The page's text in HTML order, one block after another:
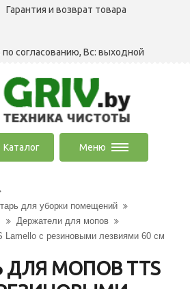
Гарантия и возврат товара
согласованию, Вс: выходной
Каталог Меню
для уборки помещений
Держатели для мопов
c резиновыми лезвиями 60 см
ДЛЯ МОПОВ TTS